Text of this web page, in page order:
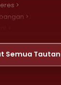
>
>
>
>
Semua Tautan